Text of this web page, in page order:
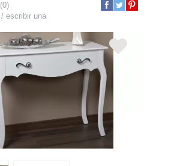
(0)
/ escribir una